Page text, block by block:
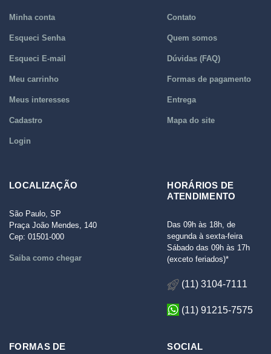
Minha conta
Esqueci Senha
Esqueci E-mail
Meu carrinho
Meus interesses
Cadastro
Login
Contato
Quem somos
Dúvidas (FAQ)
Formas de pagamento
Entrega
Mapa do site
LOCALIZAÇÃO
São Paulo, SP
Praça João Mendes, 140
Cep: 01501-000
Saiba como chegar
HORÁRIOS DE
ATENDIMENTO
Das 09h às 18h, de
segunda à sexta-feira
Sábado das 09h às 17h
(exceto feriados)*
(11) 3104-7111
(11) 91215-7575
FORMAS DE
SOCIAL